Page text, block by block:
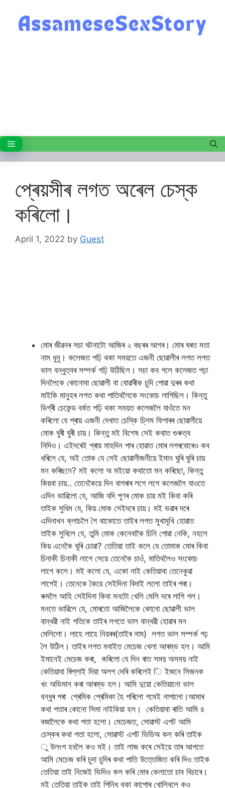
content
Menu
প্ৰেয়সীৰ লগত অৰেল চেস্ক
কৰিলো।
April 1, 2022 by Guest
মোৰ জীৱনৰ সচা ঘটনাটো আজিৰ ২ বছৰৰ আগৰ। মোৰ ঘৰত মতা
নাম ধুনু। কলেজত পঢ়ি থকা সময়তে এজনী ছোৱালীৰ লগত লগত
ভাল বন্ধুত্বৰ সম্পৰ্ক গঢ়ি উঠিছিল। সচা কব গলে কলেজত পঢ়া
দিনলৈকে কোনোবা ছোৱালী বা বোৱাৰীক চুদি পোৱা দুৰৰ কথা
মাইকি মানুহৰ লগত কথা পাতিবলৈকে সংকোচ লাগিছিল। কিন্তু
ডিগ্ৰী চেকেন্ড বৰ্ষত পঢ়ি থকা সময়ত কলেজলৈ যাওঁতে মন
কৰিলো যে প্ৰায় এজনী দেখাত চেস্কি চ্লিম ফিগাৰৰ ছোৱালীয়ে
মোক ঘুৰী ঘুৰী চায়। কিন্তু মই বিশেষ সেই কথাত গুৰুত্ব
নিদিও। এইদৰেই প্ৰায় মাহদিন পাৰ হোৱাত মোৰ লগৰবোৰেও কব
ধৰিলে যে, অই তোক যে সেই ছোৱালীজনীয়ে ইমান ঘুৰি ঘুৰি চায়
মন কৰিছনে? মই কলো অ মইয়ো কথাতো মন কৰিছো, কিন্তু
কিয়বা চায়.. তেনেকৈয়ে দিন বাগৰাৰ লগে লগে কলেজলৈ যাওতে
এদিন ভাৱিলো যে, আজি যদি পূণৰ মোক চায় মই কিবা কৰি
তাইক সুধিম যে, কিয় মোক সেইদৰে চায়। মই ভৱাৰ দৰে
এদিনাখন ক্লাচলৈ গৈ থাকোতে তাইৰ লগত মুখামূখি হোৱাত
তাইক সুধিলে যে, তুমি মোক কেনেবাকৈ চিনি পোৱা নেকি, নহলে
কিয় এনেকৈ ঘূৰি চোৱা? তেতিয়া তাই কলে যে তোমাক মোৰ কিবা
চিনাকী চিনাকী লাগে সেয়ে তেনেকৈ চাওঁ, মাতিবলৈও সংকোচ
লাগে কলে। মই কলো যে, একো নাই কেতিয়াবা তেনেকুৱা
লাগেই। তেনেকে কৈয়ে সেইদিনা বিদাই ললো তাইৰ পৰা।
ৰুমলৈ আহি সেইদিনা কিবা মনটো খেলি মেলি দৰে লাগি গল।
মনতে ভাৱিলে যে, মোৰতো আজিলৈকে কোনো ছোৱালী ভাল
বান্ধৱী নাই গতিকে তাইৰ লগতে ভাল বান্ধৱী হোৱাৰ মন
মেলিলো। লাহে লাহে নিয়ৰৰ(তাইৰ নাম) লগত ভাল সম্পৰ্ক গঢ়
লৈ উঠিল। তাইৰ লগত মবাইত মেচেজ খেলা আৰম্ভ হল। আমি
ইমানেই মেচেজ কৰা, কৰিলো যে দিন ৰাত সময় অসময় নাই
কেতিয়াবা ৰিপ্লাই দিয়া অলপ দেৰি কৰিলেই ি ইজনে সিজনক
খং অভিমান কৰা আৰম্ভ হল। আমি দুয়ো কেতিয়ানো ভাল
বন্ধুৰ পৰা প্ৰেমিক প্ৰেমিকা হৈ পৰিলো গমেই নাপালো।আমাৰ
কথা পতাৰ কোনো সিমা নাইকিয়া হল। কেতিয়াবা ৰাতি আমি ৪
বজালৈকে কথা পতা হলো। মেচেজত, সোৱাস্ট এপট আমি
চেস্কৰ কথা পতা হলো, সোৱাস্ট এপট ভিডিঅ কল কৰি তাইক
ু উলংগ হবলৈ কও মই। তাই লাজ কৰে সেইয়ে তাৰ আগতে
আমি মেচেজ কৰি চুদা চুদিৰ কথা পাতি উত্তেজিত কৰি দিও তাইক
তেতিয়া তাই নিজেই ভিদিও কল কৰি মোৰ কেলাতো চাব বিচাৰে।
মই তেতিয়া তাইক তাই পিন্ধি থকা কাপোৰ খোলিবলে কও